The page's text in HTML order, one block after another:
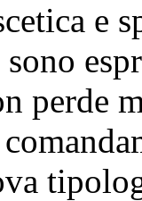
e
perde